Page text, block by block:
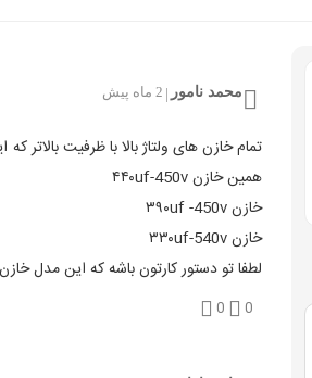
محمد نامور 2 ماه پیش
تمام خازن های ولتاژ بالا با ظرفیت
همین خازن ۴۴۰uf-450v
خازن ۳۹۰uf -450v
خازن ۳۳۰uf-540v
لطفا تو دستور کارتون باشه که این مدل
0
0